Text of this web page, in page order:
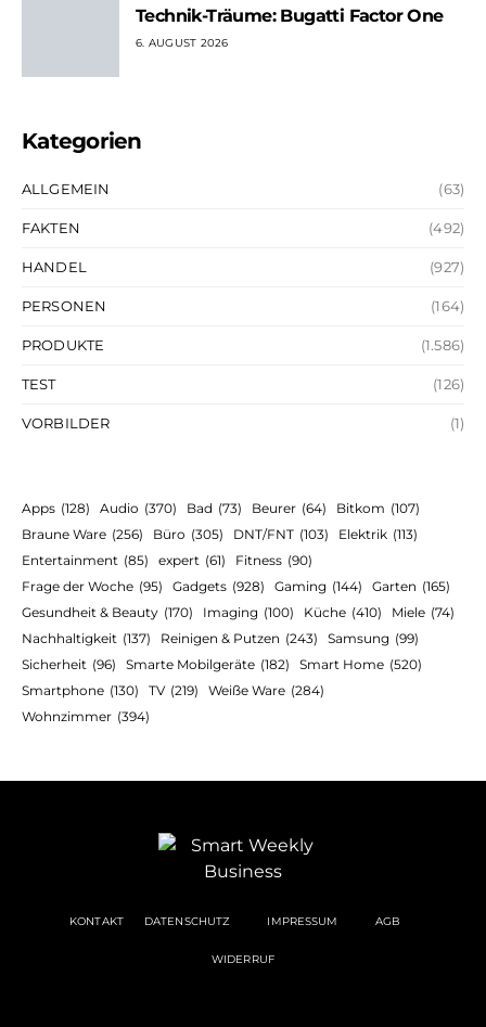
Technik-Träume: Bugatti Factor One
6. AUGUST 2026
Kategorien
ALLGEMEIN (63)
FAKTEN (492)
HANDEL (927)
PERSONEN (164)
PRODUKTE (1.586)
TEST (126)
VORBILDER (1)
Apps (128) Audio (370) Bad (73) Beurer (64) Bitkom (107)
Braune Ware (256) Büro (305) DNT/FNT (103) Elektrik (113)
Entertainment (85) expert (61) Fitness (90)
Frage der Woche (95) Gadgets (928) Gaming (144) Garten (165)
Gesundheit & Beauty (170) Imaging (100) Küche (410) Miele (74)
Nachhaltigkeit (137) Reinigen & Putzen (243) Samsung (99)
Sicherheit (96) Smarte Mobilgeräte (182) Smart Home (520)
Smartphone (130) TV (219) Weiße Ware (284)
Wohnzimmer (394)
KONTAKT DATENSCHUTZ IMPRESSUM AGB
WIDERRUF